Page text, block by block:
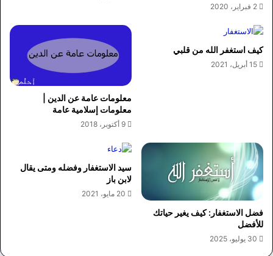
2 فبراير، 2020
كيف استغفر الله من قلبي
15 أبريل، 2021
معلومات عامة عن الدين |
معلومات إسلامية عامة
9 أكتوبر، 2018
فضل الاستغفار: كيف يغير حياتك
للأفضل
30 يوليو، 2025
سيد الاستغفار وفضله ومتى يقال
لابن باز
20 مايو، 2021